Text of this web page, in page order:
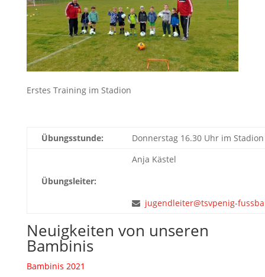
Erstes Training im Stadion
Übungsstunde: Donnerstag 16.30 Uhr im Stadion
Übungsleiter:
Anja Kästel
jugendleiter@tsvpenig-
Neuigkeiten von unseren
Bambinis
Bambinis 2021